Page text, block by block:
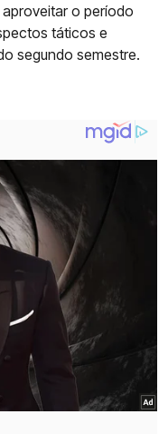
o período
táticos e
segundo semestre.